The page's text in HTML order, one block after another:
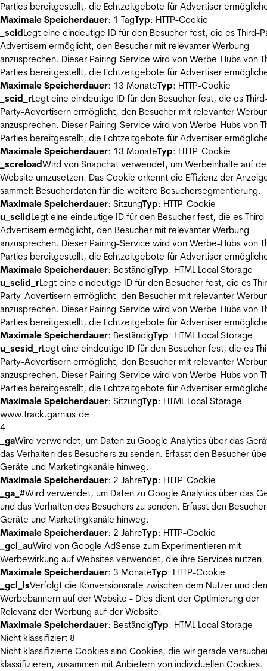
Parties bereitgestellt, die Echtzeitgebote für Advertiser
Maximale Speicherdauer: 1 TagTyp: HTTP-Cookie
_scidLegt eine eindeutige ID für den Besucher fest, die es Third-
Advertisern ermöglicht, den Besucher mit relevanter Werbung
anzusprechen. Dieser Pairing-Service wird von Werbe-Hubs von
Parties bereitgestellt, die Echtzeitgebote für Advertiser
Maximale Speicherdauer: 13 MonateTyp: HTTP-Cookie
_scid_rLegt eine eindeutige ID für den Besucher fest, die es
Party-Advertisern ermöglicht, den Besucher mit relevanter
anzusprechen. Dieser Pairing-Service wird von Werbe-Hubs von
Parties bereitgestellt, die Echtzeitgebote für Advertiser
Maximale Speicherdauer: 13 MonateTyp: HTTP-Cookie
_screloadWird von Snapchat verwendet, um Werbeinhalte auf
Website umzusetzen. Das Cookie erkennt die Effizienz der
sammelt Besucherdaten für die weitere Besuchersegmentierung.
Maximale Speicherdauer: SitzungTyp: HTTP-Cookie
u_sclidLegt eine eindeutige ID für den Besucher fest, die es
Advertisern ermöglicht, den Besucher mit relevanter Werbung
anzusprechen. Dieser Pairing-Service wird von Werbe-Hubs von
Parties bereitgestellt, die Echtzeitgebote für Advertiser
Maximale Speicherdauer: BeständigTyp: HTML Local Storage
u_sclid_rLegt eine eindeutige ID für den Besucher fest, die es
Party-Advertisern ermöglicht, den Besucher mit relevanter
anzusprechen. Dieser Pairing-Service wird von Werbe-Hubs von
Parties bereitgestellt, die Echtzeitgebote für Advertiser
Maximale Speicherdauer: BeständigTyp: HTML Local Storage
u_scsid_rLegt eine eindeutige ID für den Besucher fest, die es
Party-Advertisern ermöglicht, den Besucher mit relevanter
anzusprechen. Dieser Pairing-Service wird von Werbe-Hubs von
Parties bereitgestellt, die Echtzeitgebote für Advertiser
Maximale Speicherdauer: SitzungTyp: HTML Local Storage
www.track.garnius.de
4
_gaWird verwendet, um Daten zu Google Analytics über das
das Verhalten des Besuchers zu senden. Erfasst den Besucher
Geräte und Marketingkanäle hinweg.
Maximale Speicherdauer: 2 JahreTyp: HTTP-Cookie
_ga_#Wird verwendet, um Daten zu Google Analytics über das
und das Verhalten des Besuchers zu senden. Erfasst den
Geräte und Marketingkanäle hinweg.
Maximale Speicherdauer: 2 JahreTyp: HTTP-Cookie
_gcl_auWird von Google AdSense zum Experimentieren mit
Werbewirkung auf Websites verwendet, die ihre Services nutzen.
Maximale Speicherdauer: 3 MonateTyp: HTTP-Cookie
_gcl_lsVerfolgt die Konversionsrate zwischen dem Nutzer und den
Werbebannern auf der Website - Dies dient der Optimierung der
Relevanz der Werbung auf der Website.
Maximale Speicherdauer: BeständigTyp: HTML Local Storage
Nicht klassifiziert 8
Nicht klassifizierte Cookies sind Cookies, die wir gerade
klassifizieren, zusammen mit Anbietern von individuellen Cookies.